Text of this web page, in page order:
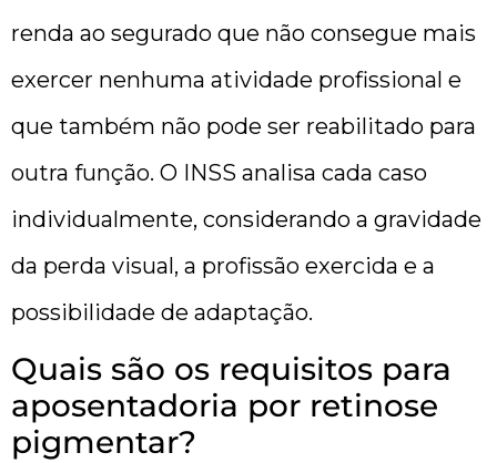
renda ao segurado que não consegue mais
exercer nenhuma atividade profissional e
que também não pode ser reabilitado para
outra função. O INSS analisa cada caso
individualmente, considerando a gravidade
da perda visual, a profissão exercida e a
possibilidade de adaptação.
Quais são os requisitos para
aposentadoria por retinose
pigmentar?